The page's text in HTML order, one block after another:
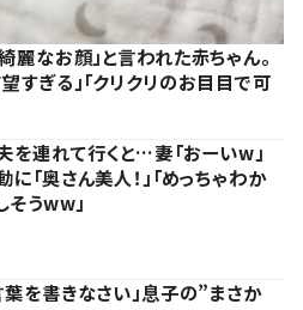
麗なお顔」と言われた赤ちゃん。
ぎる」「クリクリのお目目で可
を連れて行くと…妻「おーいw」
「奥さん美人！」「めっちゃわか
そうww」
葉を書きなさい」息子の”まさか